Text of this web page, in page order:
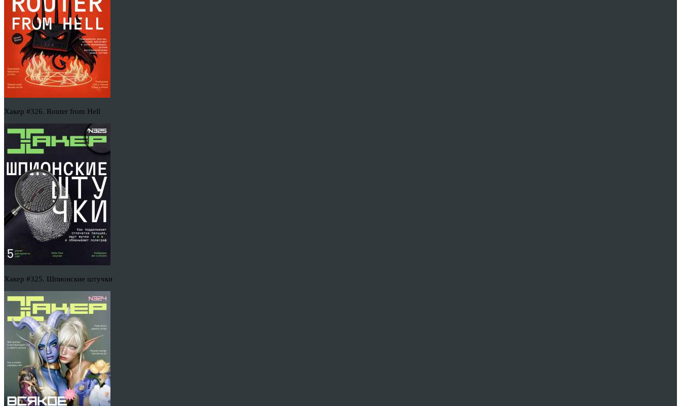
Хакер #326. Router from Hell
Хакер #325. Шпионские штучки